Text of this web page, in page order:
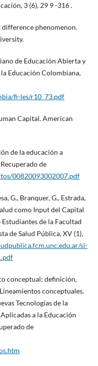
3 (6), 29 9 -316 .
difference phenomenon.
de Educación Abierta y
Educación Colombiana,
fi-les/r10_73.pdf
Capital. American
de la educación a
de
00820093002007.pdf
G., Branquer, G., Estrada,
como Input del Capital
de la Facultad
de Salud Pública, XV (1),
si-
conceptual: definición,
conceptuales.
Tecnologías de la
a la Educación
de